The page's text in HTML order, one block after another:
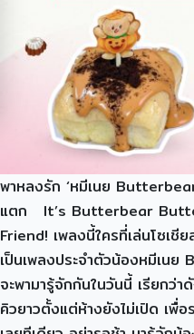
พาหลงรัก ‘หมีเนย
แตก It’s Butterbear
Friend! เพลงนี้ใครที่เล่นโซเ
เป็นเพลงประจำตัวน้องหมีเน
จะพามารู้จักกันในวันนี้ เรียกว่
คิวยาวตั้งแต่ห้างยังไม่เปิด เพื่